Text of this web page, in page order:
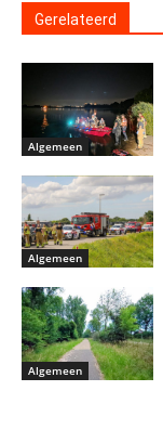
Gerelateerd
Algemeen
Algemeen
Algemeen